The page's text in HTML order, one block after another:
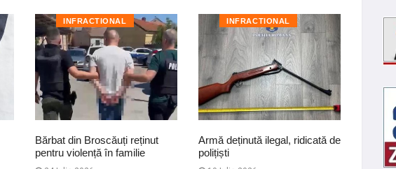
INFRACTIONAL
Bărbat din Broscăuți reținut
pentru violență în familie
INFRACTIONAL
Armă deținută ilegal, ridicată de
polițiști